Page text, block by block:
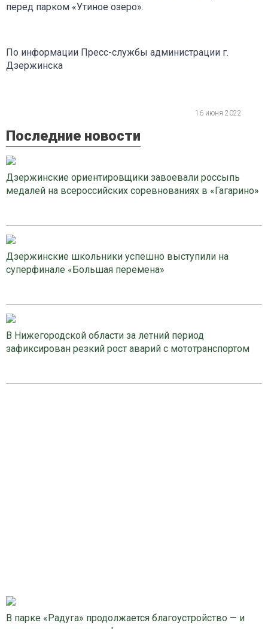
перед парком «Утиное озеро».
По информации Пресс-службы администрации г.
Дзержинска
16 июня 2022
Последние новости
Дзержинские ориентировщики завоевали россыпь
медалей на всероссийских соревнованиях в «Гагарино»
Дзержинские школьники успешно выступили на
суперфинале «Большая перемена»
В Нижегородской области за летний период
зафиксирован резкий рост аварий с мототранспортом
В парке «Радуга» продолжается благоустройство — и